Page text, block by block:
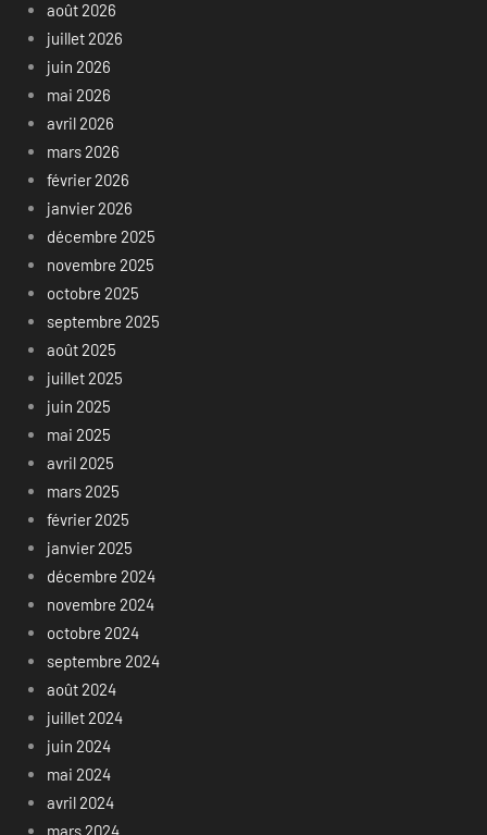
août 2026
juillet 2026
juin 2026
mai 2026
avril 2026
mars 2026
février 2026
janvier 2026
décembre 2025
novembre 2025
octobre 2025
septembre 2025
août 2025
juillet 2025
juin 2025
mai 2025
avril 2025
mars 2025
février 2025
janvier 2025
décembre 2024
novembre 2024
octobre 2024
septembre 2024
août 2024
juillet 2024
juin 2024
mai 2024
avril 2024
mars 2024